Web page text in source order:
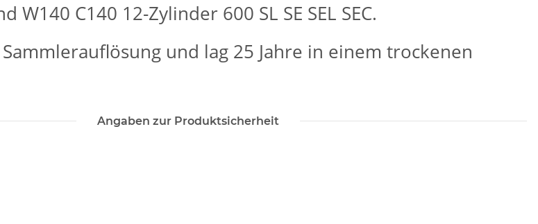
W140 C140 12-Zylinder 600 SL SE SEL SEC.
und lag 25 Jahre in einem trockenen
Angaben zur Produktsicherheit